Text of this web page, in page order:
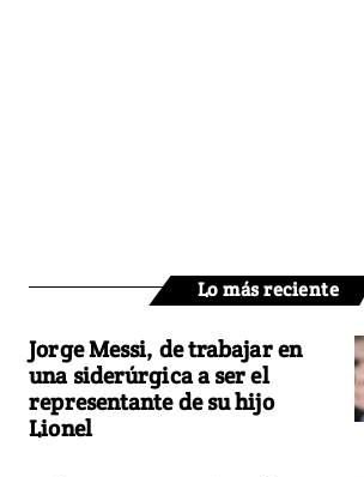
Lo más reciente
Jorge Messi, de trabajar en
una siderúrgica a ser el
representante de su hijo
Lionel